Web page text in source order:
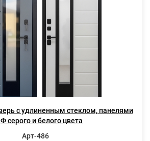
с удлиненным стеклом, панелями
серого и белого цвета
Арт-486